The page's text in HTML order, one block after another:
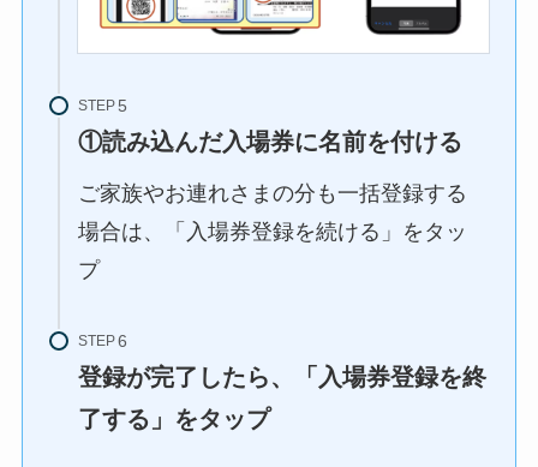
STEP
①読み込んだ入場券に名前を付ける
ご家族やお連れさまの分も一括登録する
場合は、「入場券登録を続ける」をタッ
プ
STEP
登録が完了したら、「入場券登録を終
了する」をタップ